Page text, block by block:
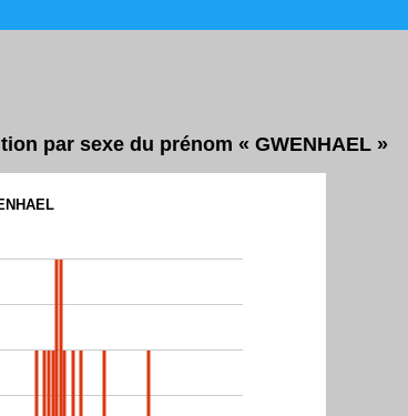
par sexe du prénom « GWENHAEL »